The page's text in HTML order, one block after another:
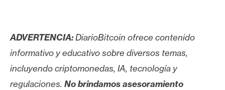
ADVERTENCIA:DiarioBitcoin ofrece contenido
informativo y educativo sobre diversos temas,
incluyendo criptomonedas, IA, tecnología y
regulaciones. No brindamos asesoramiento